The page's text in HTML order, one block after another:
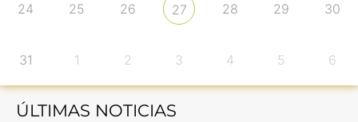
24 25 26 27 28 29 30
31 1 2 3 4 5 6
ÚLTIMAS NOTICIAS